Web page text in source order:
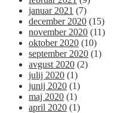
januar 2021 (7)
december 2020 (15)
november 2020 (11)
oktober 2020 (10)
september 2020 (1)
avgust 2020 (2)
julij 2020 (1)
junij 2020 (1)
maj 2020 (1)
april 2020 (1)